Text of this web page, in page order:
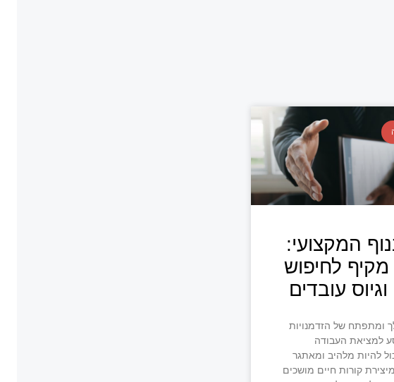
המקצועי:
מקיף לחיפוש
עובדים
ומתפתח של הזדמנויות
למציאת העבודה
להיות מלהיב ומאתגר
קורות חיים מושכים